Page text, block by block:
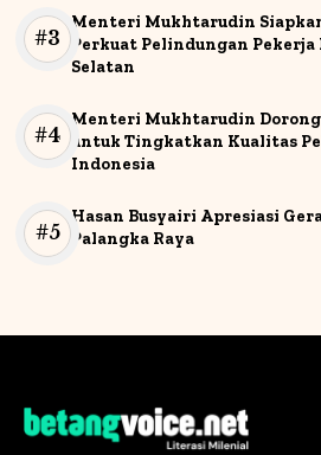
Menteri Mukhtarudin
Perkuat Pelindungan
Selatan
Menteri Mukhtarudin
untuk Tingkatkan Kualitas
Indonesia
Hasan Busyairi Apresiasi
Palangka Raya